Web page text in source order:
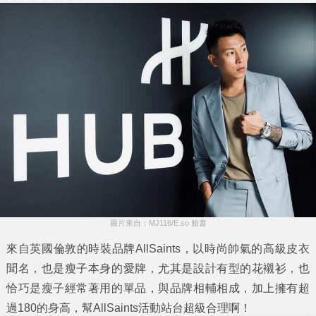
圖片來自：MJ116/E.so 臉書
來自英國倫敦的時裝品牌AllSaints，以時尚帥氣的高級皮衣
聞名，也是瘦子本身的愛牌，尤其是設計有型的花襯衫，也
恰巧是瘦子經常著用的單品，與品牌相輔相成，加上擁有超
過180的身高，幫AllSaints活動站台超級合理啊！